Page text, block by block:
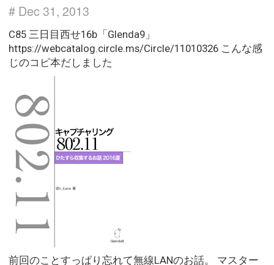
# Dec 31, 2013
C85 三日目西せ16b「Glenda9」
https://webcatalog.circle.ms/Circle/11010326 こんな感
じのコピ本だしました
前回のことすっぱり忘れて無線LANのお話。 マスター